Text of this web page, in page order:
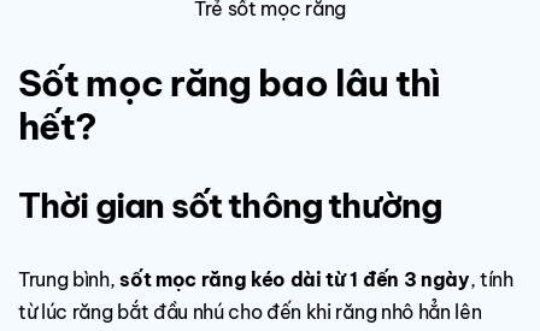
Trẻ sốt mọc răng
Sốt mọc răng bao lâu thì
hết?
Thời gian sốt thông thường
Trung bình,sốt mọc răng kéo dài từ 1 đến 3 ngày, tính
từ lúc răng bắt đầu nhú cho đến khi răng nhô hẳn lên